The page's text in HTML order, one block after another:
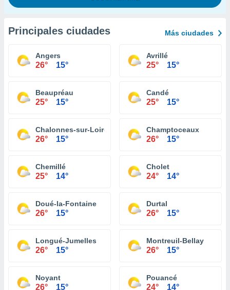
Principales ciudades Más ciudades
Angers
26° 15°
Avrillé
25° 15°
Beaupréau
25° 15°
Candé
25° 15°
Chalonnes-sur-Loire
26° 15°
Champtoceaux
26° 15°
Chemillé
25° 14°
Cholet
24° 14°
Doué-la-Fontaine
26° 15°
Durtal
26° 15°
Longué-Jumelles
26° 15°
Montreuil-Bellay
26° 15°
Noyant
26° 15°
Pouancé
24° 14°